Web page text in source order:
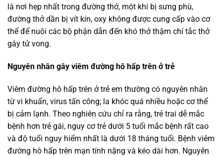
là nơi hẹp nhất trong đường thở, một khi bị sưng phù,
đường thở dần bị vít kín, oxy không được cung cấp vào cơ
thể để nuôi các bộ phận dẫn đến khó thở thậm chí tắc thở
gây tử vong.
Nguyên nhân gây viêm đường hô hấp trên ở trẻ
Viêm đường hô hấp trên ở trẻ em thường có nguyên nhân
từ vi khuẩn, virus tấn công; la khóc quá nhiều hoặc cơ thể
bị cảm lạnh. Theo nghiên cứu chỉ ra rằng, trẻ trai dễ mắc
bệnh hơn trẻ gái, nguy cơ trẻ dưới 5 tuổi mắc bệnh rất cao
và độ tuổi nguy hiểm nhất là dưới 18 tháng tuổi. Bệnh viêm
đường hô hấp trên mạn tính nặng và kéo dài hơn. Nguyên